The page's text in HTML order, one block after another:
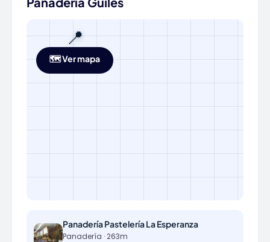
📍
🗺️ Ver mapa
Panadería Pastelería La Esperanza
Panadería · 263m